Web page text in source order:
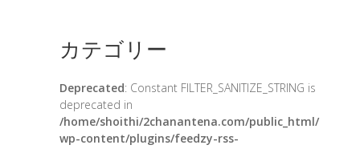
カテゴリー
Deprecated: Constant FILTER_SANITIZE_STRING is
deprecated in
/home/shoithi/2chanantena.com/public_html/
wp-content/plugins/feedzy-rss-